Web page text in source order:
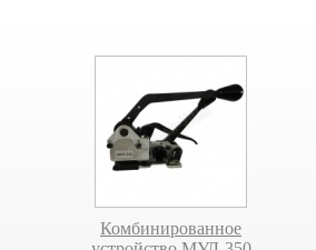
Комбинированное